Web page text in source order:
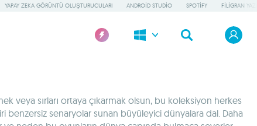
YAPAY ZEKA GÖRÜNTÜ OLUŞTURUCULARI ANDROID STUDIO SPOTIFY FILIGRAN
veya sırları ortaya çıkarmak olsun, bu koleksiyon herkes
benzersiz senaryolar sunan büyüleyici dünyalara dal. Daha